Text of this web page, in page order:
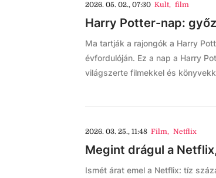
2026. 05. 02., 07:30 Kult, film
Harry Potter-nap:
Ma tartják a rajongók a Harry
évfordulóján. Ez a nap a Harry
világszerte filmekkel és
2026. 03. 25., 11:48 Film, Netflix
Megint drágul a
Ismét árat emel a Netflix: tíz